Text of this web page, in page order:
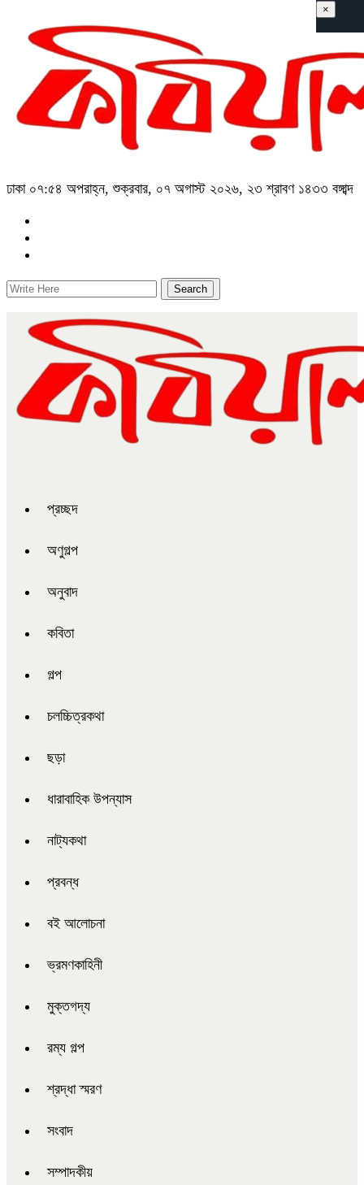
ঢাকা ০৭:৫৪ অপরাহ্ন, শুক্রবার, ০৭ অগাস্ট ২০২৬, ২৩ শ্রাবণ ১৪৩৩ বঙ্গাব্দ
প্রচ্ছদ
অণুগল্প
অনুবাদ
কবিতা
গল্প
চলচ্চিত্রকথা
ছড়া
ধারাবাহিক উপন্যাস
নাট্যকথা
প্রবন্ধ
বই আলোচনা
ভ্রমণকাহিনী
মুক্তগদ্য
রম্য গল্প
শ্রদ্ধা স্মরণ
সংবাদ
সম্পাদকীয়
×